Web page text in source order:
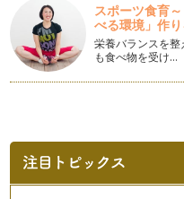
クリスマスパーティのアイ
キッズパーティの第二の主
ーキ！今回は、私がこれま
クリスマスパーティのアイ
みなさん、ハロウィーンは
スポーツ食育
べる環境」作り
栄養バランスを整
も食べ物を受け…